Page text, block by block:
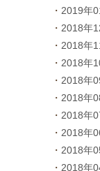
2019年
2018年
2018年
2018年
2018年
2018年
2018年
2018年
2018年
2018年